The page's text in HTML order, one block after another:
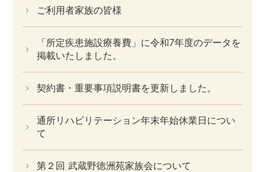
ご利用者家族の皆様
「所定疾患施設療養費」に令和7年度のデータを
掲載いたしました。
契約書・重要事項説明書を更新しました。
通所リハビリテーション年末年始休業日につい
て
第２回 武蔵野徳洲苑家族会について